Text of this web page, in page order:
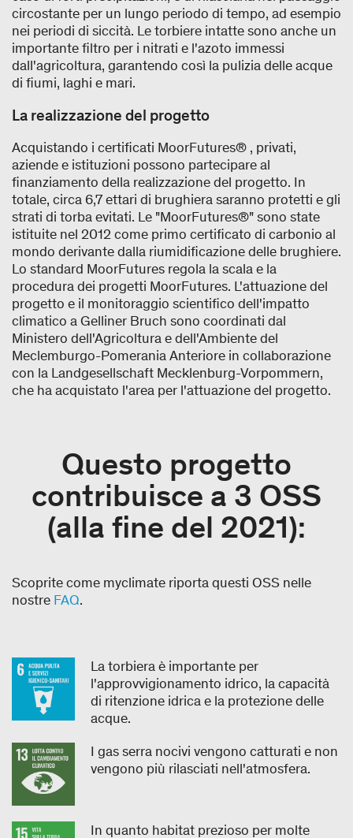
circostante per un lungo periodo di tempo, ad esempio
nei periodi di siccità. Le torbiere intatte sono anche un
importante filtro per i nitrati e l'azoto immessi
dall'agricoltura, garantendo così la pulizia delle acque
di fiumi, laghi e mari.
La realizzazione del progetto
Acquistando i certificati MoorFutures® , privati,
aziende e istituzioni possono partecipare al
finanziamento della realizzazione del progetto. In
totale, circa 6,7 ettari di brughiera saranno protetti e gli
strati di torba evitati. Le "MoorFutures®" sono state
istituite nel 2012 come primo certificato di carbonio al
mondo derivante dalla riumidificazione delle brughiere.
Lo standard MoorFutures regola la scala e la
procedura dei progetti MoorFutures. L'attuazione del
progetto e il monitoraggio scientifico dell'impatto
climatico a Gelliner Bruch sono coordinati dal
Ministero dell'Agricoltura e dell'Ambiente del
Meclemburgo-Pomerania Anteriore in collaborazione
con la Landgesellschaft Mecklenburg-Vorpommern,
che ha acquistato l'area per l'attuazione del progetto.
Questo progetto
contribuisce a 3 OSS
(alla fine del 2021):​
Scoprite come myclimate riporta questi OSS nelle
nostre FAQ.
La torbiera è importante per
l'approvvigionamento idrico, la capacità
di ritenzione idrica e la protezione delle
acque.
I gas serra nocivi vengono catturati e non
vengono più rilasciati nell'atmosfera.
In quanto habitat prezioso per molte